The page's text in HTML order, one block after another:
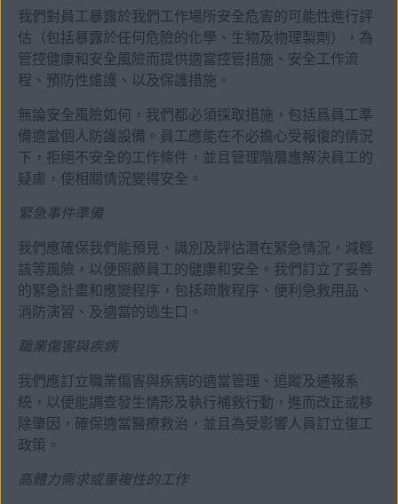
我們對員工暴露於我們工作場所安全危害的可能性進行評
估（包括暴露於任何危險的化學、生物及物理製劑），為
管控健康和安全風險而提供適當控管措施、安全工作流
程、預防性維護、以及保護措施。
無論安全風險如何，我們都必須採取措施，包括爲員工準
備適當個人防護設備。員工應能在不必擔心受報復的情況
下，拒絕不安全的工作條件，並且管理階層應解決員工的
疑慮，使相關情況變得安全。
緊急事件準備
我們應確保我們能預見、識別及評估潛在緊急情況，減輕
該等風險，以便照顧員工的健康和安全。我們訂立了妥善
的緊急計畫和應變程序，包括疏散程序、便利急救用品、
消防演習、及適當的逃生口。
職業傷害與疾病
我們應訂立職業傷害與疾病的適當管理、追蹤及通報系
統，以便能調查發生情形及執行補救行動，進而改正或移
除肇因，確保適當醫療救治，並且為受影響人員訂立復工
政策。
高體力需求或重複性的工作